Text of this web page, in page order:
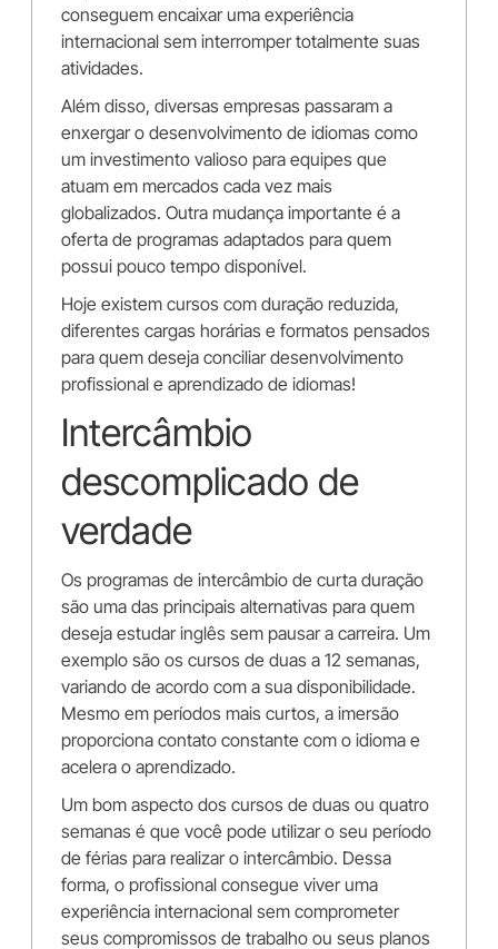
conseguem encaixar uma experiência
internacional sem interromper totalmente suas
atividades.
Além disso, diversas empresas passaram a
enxergar o desenvolvimento de idiomas como
um investimento valioso para equipes que
atuam em mercados cada vez mais
globalizados. Outra mudança importante é a
oferta de programas adaptados para quem
possui pouco tempo disponível.
Hoje existem cursos com duração reduzida,
diferentes cargas horárias e formatos pensados
para quem deseja conciliar desenvolvimento
profissional e aprendizado de idiomas!
Intercâmbio
descomplicado de
verdade
Os programas de intercâmbio de curta duração
são uma das principais alternativas para quem
deseja estudar inglês sem pausar a carreira. Um
exemplo são os cursos de duas a 12 semanas,
variando de acordo com a sua disponibilidade.
Mesmo em períodos mais curtos, a imersão
proporciona contato constante com o idioma e
acelera o aprendizado.
Um bom aspecto dos cursos de duas ou quatro
semanas é que você pode utilizar o seu período
de férias para realizar o intercâmbio. Dessa
forma, o profissional consegue viver uma
experiência internacional sem comprometer
seus compromissos de trabalho ou seus planos